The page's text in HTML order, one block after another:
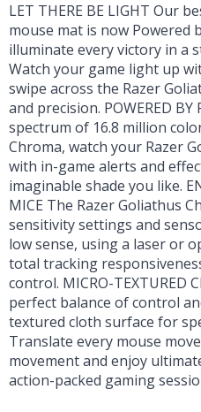
LET THERE BE LIGHT Our
mouse mat is now Powered
illuminate every victory in a
Watch your game light up
swipe across the Razer
and precision. POWERED BY
spectrum of 16.8 million
Chroma, watch your Razer
with in-game alerts and
imaginable shade you like.
MICE The Razer Goliathus
sensitivity settings and
low sense, using a laser or
total tracking
control. MICRO-TEXTURED
perfect balance of control
textured cloth surface for
Translate every mouse
movement and enjoy
action-packed gaming